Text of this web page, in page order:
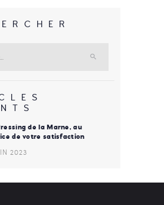
de la Marne, au
de votre satisfaction
2023